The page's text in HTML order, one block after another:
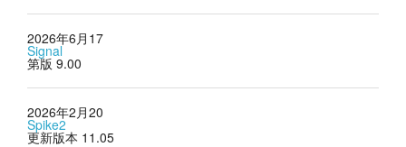
下载
教程
支持
2026年6月17
Signal
第版 9.00
2026年2月20
Spike2
更新版本 11.05